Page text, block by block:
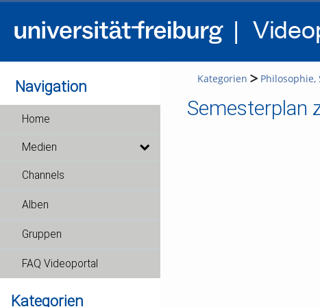
Navigation
Home
Medien
Channels
Alben
Gruppen
FAQ Videoportal
Kategorien
Kategorien Philosophie,
Semesterplan